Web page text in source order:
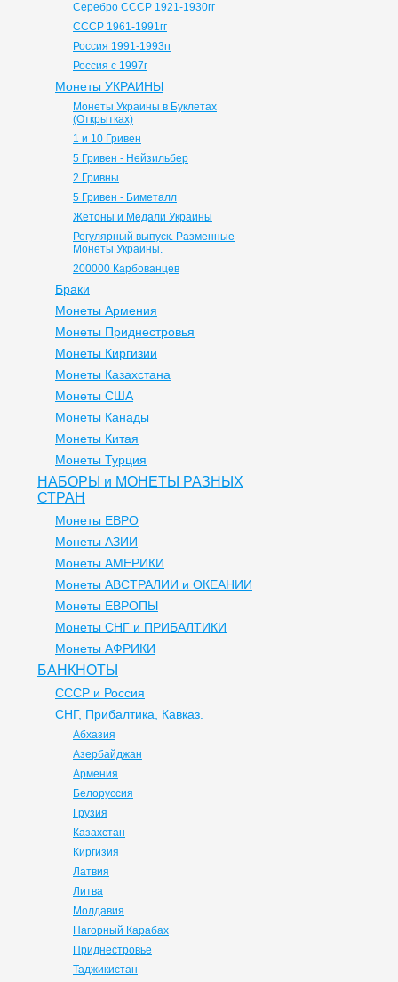
Серебро СССР 1921-1930гг
СССР 1961-1991гг
Россия 1991-1993гг
Россия с 1997г
Монеты УКРАИНЫ
Монеты Украины в Буклетах
(Открытках)
1 и 10 Гривен
5 Гривен - Нейзильбер
2 Гривны
5 Гривен - Биметалл
Жетоны и Медали Украины
Регулярный выпуск. Разменные
Монеты Украины.
200000 Карбованцев
Браки
Монеты Армения
Монеты Приднестровья
Монеты Киргизии
Монеты Казахстана
Монеты США
Монеты Канады
Монеты Китая
Монеты Турция
НАБОРЫ и МОНЕТЫ РАЗНЫХ
СТРАН
Монеты ЕВРО
Монеты АЗИИ
Монеты АМЕРИКИ
Монеты АВСТРАЛИИ и ОКЕАНИИ
Монеты ЕВРОПЫ
Монеты СНГ и ПРИБАЛТИКИ
Монеты АФРИКИ
БАНКНОТЫ
СССР и Россия
СНГ, Прибалтика, Кавказ.
Абхазия
Азербайджан
Армения
Белоруссия
Грузия
Казахстан
Киргизия
Латвия
Литва
Молдавия
Нагорный Карабах
Приднестровье
Таджикистан